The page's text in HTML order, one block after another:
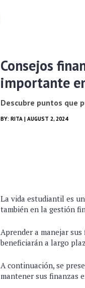
Consejos
importante
Descubre puntos que
BY: RITA | AUGUST 2, 2024
La vida estudiantil es
también en la gestión
Aprender a manejar
beneficiarán a largo
A continuación, se
mantener sus finanzas